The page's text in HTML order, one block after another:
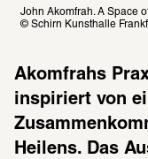
John Akomfrah. A Space
© Schirn Kunsthalle
Akomfrahs
inspiriert von
Heilens. Das